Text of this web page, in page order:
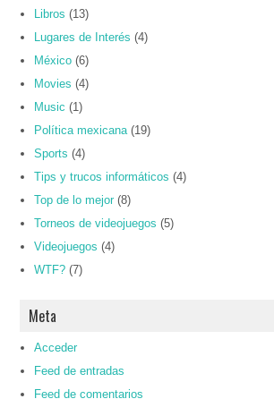
Libros (13)
Lugares de Interés (4)
México (6)
Movies (4)
Music (1)
Política mexicana (19)
Sports (4)
Tips y trucos informáticos (4)
Top de lo mejor (8)
Torneos de videojuegos (5)
Videojuegos (4)
WTF? (7)
Meta
Acceder
Feed de entradas
Feed de comentarios